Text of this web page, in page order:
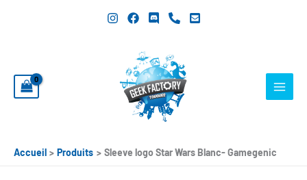
Accueil Produits Sleeve logo Star Wars Blanc- Gamegenic